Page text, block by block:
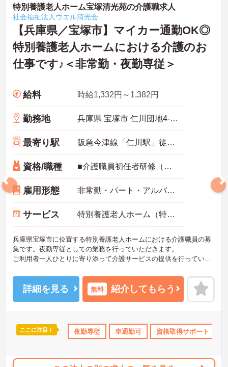
ポート 研修制度あり 産休･育休･介護休暇取得実績あり
特別養護老人ホーム宝塚清光苑の介護職求人
社会福祉法人ウエル清光会
【兵庫県／宝塚市】マイカー通勤OK◎
特別養護老人ホームにおける介護のお
仕事です♪＜非常勤・夜勤専従＞
給料 時給1,332円～1,382円
勤務地 兵庫県 宝塚市 仁川団地4-15
最寄り駅 阪急今津線「仁川駅」徒歩11分
資格/職種 ■介護職員初任者研修（ヘルパー2級）以上：いずれか ■実務経験：必須（1年以上）
雇用形態 非常勤・パート・アルバイト
サービス 特別養護老人ホーム（特養）
兵庫県宝塚市に位置する特別養護老人ホームにおける介護職員の募
集です。夜勤専従としての業務を行っていただきます。
ご利用者一人ひとりに寄り添って介護サービスの提供を行っていた
ご興味のある方には、面接対策ポイントなど、さらに詳細をお話し
いたしますのでお気軽にご相談ください！
詳細を見る 無料 紹介してもらう
ここに注目！ 夜勤専従 車通勤可 資格取得サポート